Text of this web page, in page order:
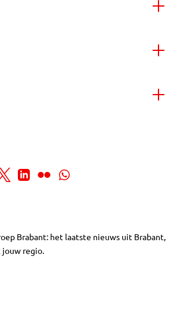
Brabant: het laatste nieuws uit Brabant,
regio.